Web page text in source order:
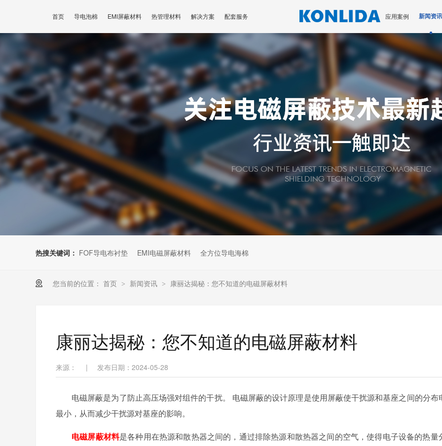
首页 导电泡棉 EMI屏蔽材料 热管理材料 解决方案 配套服务 应用案例 新闻资
热搜关键词： FOF导电布衬垫 EMI电磁屏蔽材料 全方位导电海棉
您当前的位置： 首页 > 新闻资讯 > 康丽达揭秘：您不知道的电磁屏蔽材料
康丽达揭秘：您不知道的电磁屏蔽材料
来源： | 发布日期：2024-05-28
电磁屏蔽是为了防止高压场强对组件的干扰。 电磁屏蔽的设计原理是使用屏蔽使干扰源和基座之间的分布
最小，从而减少干扰源对基座的影响。
电磁屏蔽材料是各种用在热源和散热器之间的，通过排除热源和散热器之间的空气，使得电子设备的热量